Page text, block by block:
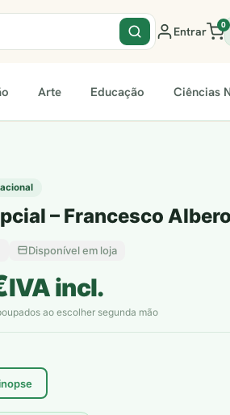
Entrar 0
Arte Educação Ciências
– Francesco
Disponível em loja
IVA incl.
ao escolher segunda mão
reais